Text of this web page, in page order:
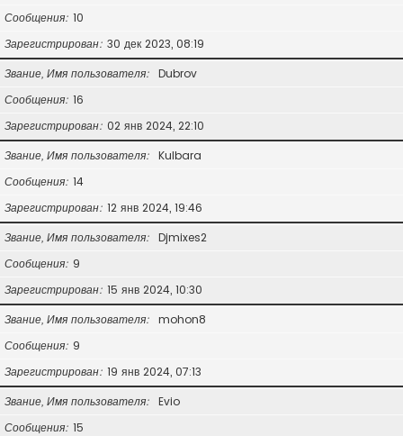
Сообщения 10
Зарегистрирован 30 дек 2023, 08:19
Звание, Имя пользователя
Dubrov
Сообщения 16
Зарегистрирован 02 янв 2024, 22:10
Звание, Имя пользователя
Kulbara
Сообщения 14
Зарегистрирован 12 янв 2024, 19:46
Звание, Имя пользователя
Djmixes2
Сообщения 9
Зарегистрирован 15 янв 2024, 10:30
Звание, Имя пользователя
mohon8
Сообщения 9
Зарегистрирован 19 янв 2024, 07:13
Звание, Имя пользователя
Evio
Сообщения 15